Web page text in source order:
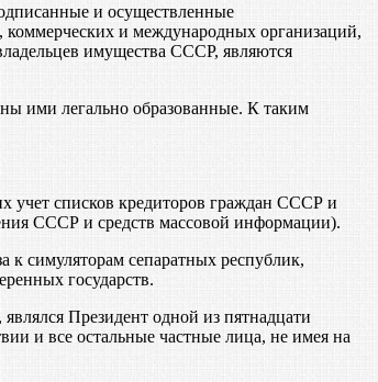
и осуществленные
и международных организаций,
имущества СССР, являются
ими легально образованные. К таким
учет списков кредиторов граждан СССР и
СССР и средств массовой информации).
симуляторам сепаратных республик,
государств.
Президент одной из пятнадцати
и все остальные частные лица, не имея на